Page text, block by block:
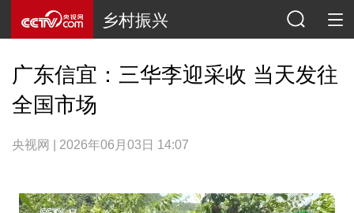
乡村振兴
广东信宜：三华李迎采收 当天发往
全国市场
央视网 | 2026年06月03日 14:07